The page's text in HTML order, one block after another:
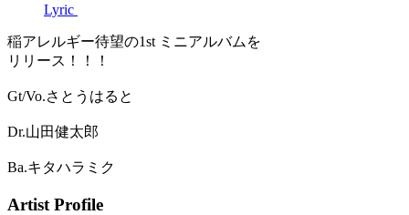
Lyric
稲アレルギー待望の1st ミニアルバムを
リリース！！！
Gt/Vo.さとうはると
Dr.山田健太郎
Ba.キタハラミク
Artist Profile